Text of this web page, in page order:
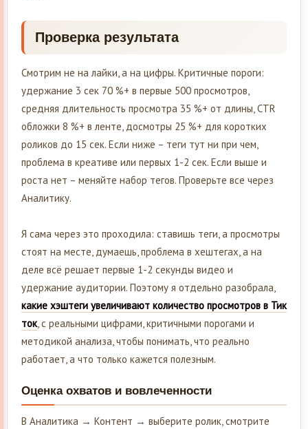
Проверка результата
Смотрим не на лайки, а на цифры. Критичные пороги:
удержание 3 сек 70 %+ в первые 500 просмотров,
средняя длительность просмотра 35 %+ от длины, CTR
обложки 8 %+ в ленте, досмотры 25 %+ для коротких
роликов до 15 сек. Если ниже – теги тут ни при чем,
проблема в креативе или первых 1-2 сек. Если выше и
роста нет – меняйте набор тегов. Проверьте все через
Аналитику.
Я сама через это проходила: ставишь теги, а просмотры
стоят на месте, думаешь, проблема в хештегах, а на
деле всё решает первые 1-2 секунды видео и
удержание аудитории. Поэтому я отдельно разобрала,
какие хэштеги увеличивают количество просмотров в Тик
ток, с реальными цифрами, критичными порогами и
методикой анализа, чтобы понимать, что реально
работает, а что только кажется полезным.
Оценка охватов и вовлеченности
В Аналитика → Контент → выберите ролик, смотрите